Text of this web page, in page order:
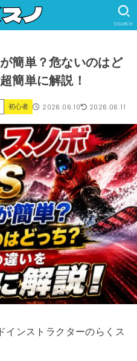
SEARCH
簡単？危ないのはど
簡単に解説！
初心者 2026.06.10 2026.06.11
インストラクターのらくス